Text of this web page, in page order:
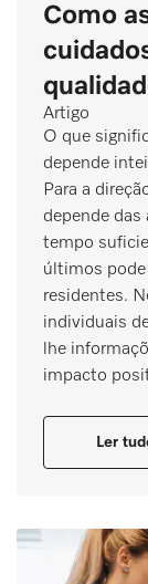
Como
Artigo
O que
depende
Para a
depende das
tempo
últimos
residentes.
individuais
lhe
impacto
Ler